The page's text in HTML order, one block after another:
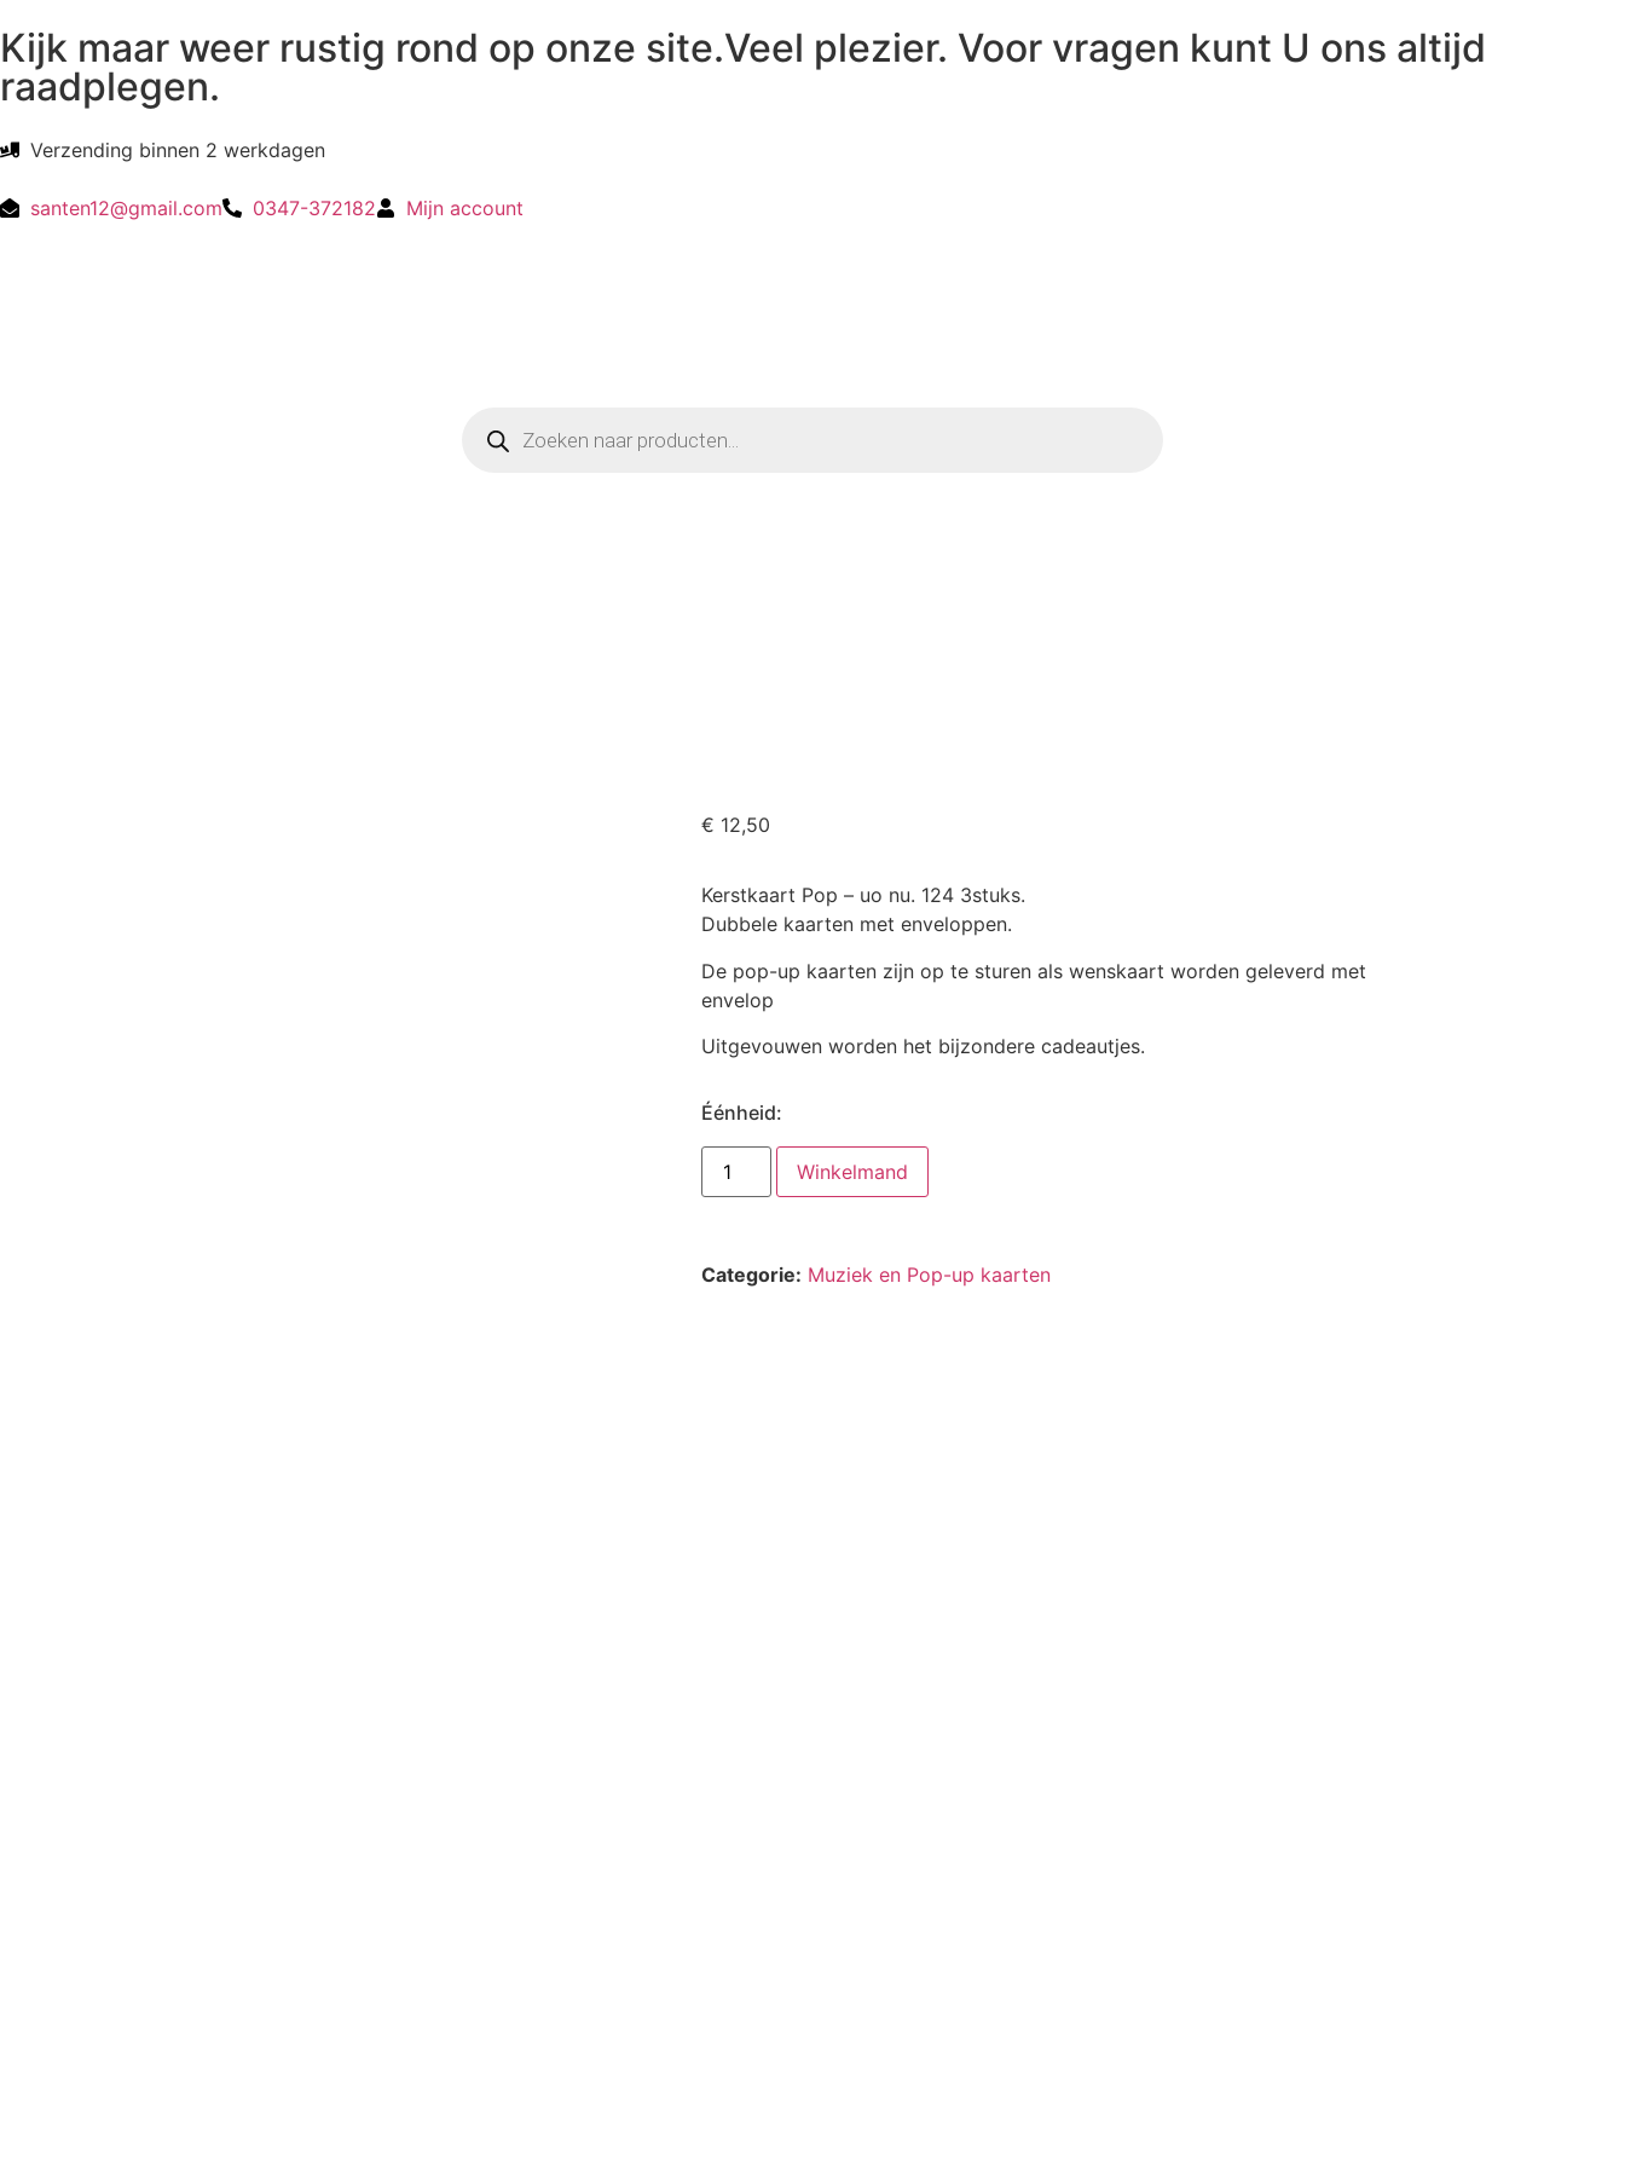
Kijk maar weer rustig rond op onze site.Veel plezier. Voor vragen kunt U ons altijd
raadplegen.
Verzending binnen 2 werkdagen
santen12@gmail.com 0347-372182 Mijn account
€ 12,50
Kerstkaart Pop – uo nu. 124 3stuks.
Dubbele kaarten met enveloppen.
De pop-up kaarten zijn op te sturen als wenskaart worden geleverd met
envelop
Uitgevouwen worden het bijzondere cadeautjes.
Éénheid:
Winkelmand
Categorie: Muziek en Pop-up kaarten